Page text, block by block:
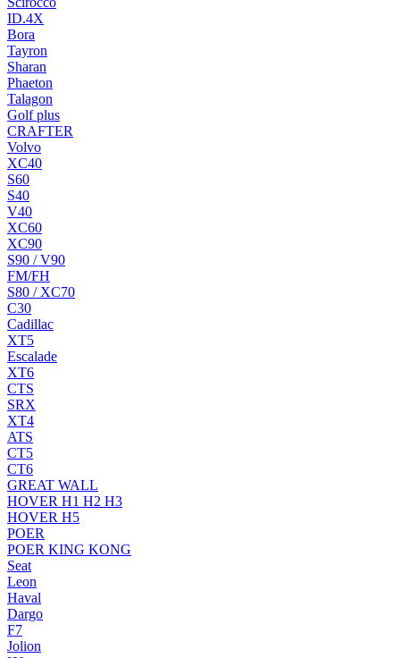
ID.4X
Bora
Tayron
Sharan
Phaeton
Talagon
Golf plus
CRAFTER
Volvo
XC40
S60
S40
V40
XC60
XC90
S90 / V90
FM/FH
S80 / XC70
C30
Cadillac
XT5
Escalade
XT6
CTS
SRX
XT4
ATS
CT5
CT6
GREAT WALL
HOVER H1 H2 H3
HOVER H5
POER
POER KING KONG
Seat
Leon
Haval
Dargo
F7
Jolion